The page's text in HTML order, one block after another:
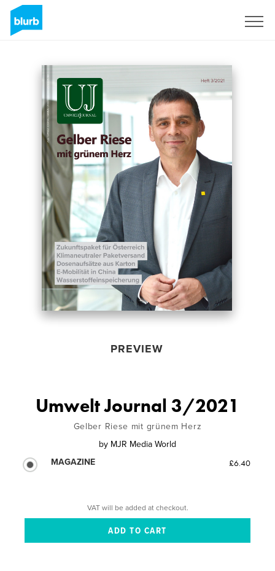
PREVIEW
Umwelt Journal 3/2021
Gelber Riese mit grünem Herz
by MJR Media World
MAGAZINE
£6.40
VAT will be added at checkout.